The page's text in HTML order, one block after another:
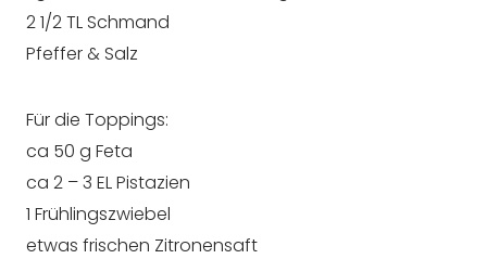
2 1/2 TL Schmand
Pfeffer & Salz
Für die Toppings:
ca 50 g Feta
ca 2 – 3 EL Pistazien
1 Frühlingszwiebel
etwas frischen Zitronensaft